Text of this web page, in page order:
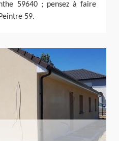
59640 ; pensez à faire
59.